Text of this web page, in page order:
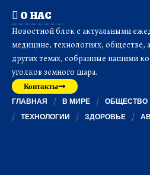
О НАС
Новостной блок с актуальными
медицине, технологиях, обществе,
других темах, собранные нашими
уголков земного шара.
Контакты
ГЛАВНАЯ В МИРЕ ОБЩЕСТВО
ТЕХНОЛОГИИ
ЗДОРОВЬЕ